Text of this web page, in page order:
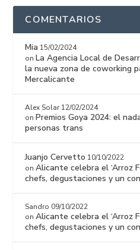
COMENTARIOS
Mia 15/02/2024
onLa Agencia Local de
la nueva zona de coworking
Mercalicante
Alex Solar 12/02/2024
onPremios Goya 2024: el
personas trans
Juanjo Cervetto 10/10/2022
onAlicante celebra el ‘Arroz
chefs, degustaciones y un
Sandro 09/10/2022
onAlicante celebra el ‘Arroz
chefs, degustaciones y un